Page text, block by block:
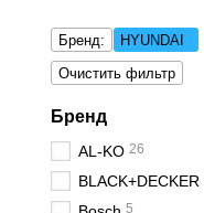
Бренд:
HYUNDAI
Очистить фильтр
Бренд
AL-KO 26
BLACK+DECKER
5